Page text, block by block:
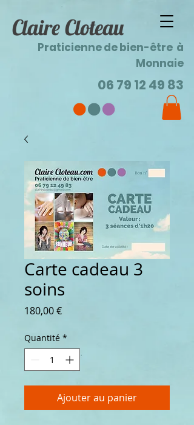
Claire Cloteau
Praticienne de bien-être à
Monnaie
06 79 12 49 83
Carte cadeau 3
soins
180,00 €Prix
Quantité *
Ajouter au panier